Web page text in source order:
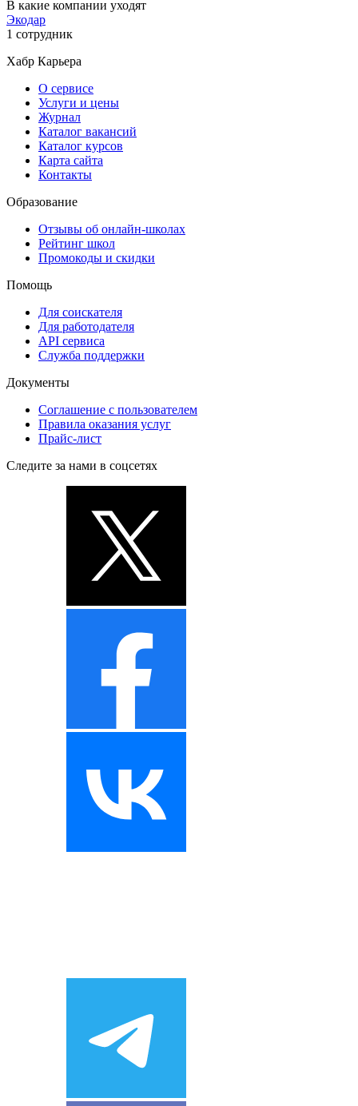
В какие компании уходят
Экодар
1 сотрудник
Хабр Карьера
О сервисе
Услуги и цены
Журнал
Каталог вакансий
Каталог курсов
Карта сайта
Контакты
Образование
Отзывы об онлайн-школах
Рейтинг школ
Промокоды и скидки
Помощь
Для соискателя
Для работодателя
API сервиса
Служба поддержки
Документы
Соглашение с пользователем
Правила оказания услуг
Прайс-лист
Следите за нами в соцсетях